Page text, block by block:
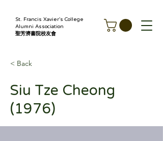
St. Francis Xavier's College
Alumni Association
聖芳濟書院校友會
< Back
Siu Tze Cheong
(1976)